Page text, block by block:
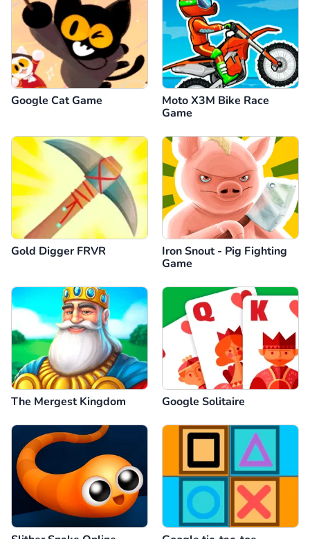
Google Cat Game
Moto X3M Bike Race
Game
Gold Digger FRVR
Iron Snout - Pig Fighting
Game
The Mergest Kingdom Google Solitaire